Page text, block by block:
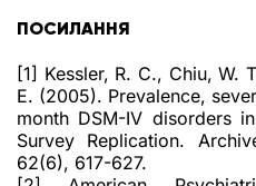
ПОСИЛАННЯ
[1] Kessler, R. C., Chiu, W.
E. (2005). Prevalence,
month DSM-IV disorders
Survey Replication.
62(6), 617-627.